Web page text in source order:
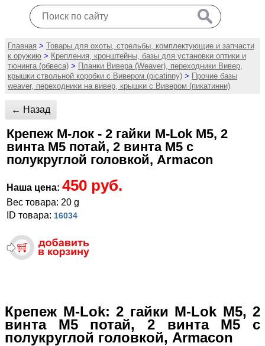
Главная > Товары для охоты, стрельбы, комплектующие и запчасти
к оружию > Крепления, кронштейны, базы для установки оптики и
тюнинга (обвеса) > Планки Вивера (Weaver), переходники Вивер,
крышки ствольной коробки с Вивером (picatinny) > Прочие базы
weaver, переходники на вивер, крышки с Вивером (пикатинни)
← Назад
Крепеж М-лок - 2 гайки M-Lok М5, 2
винта М5 потай, 2 винта М5 с
полукруглой головкой, Armacon
Наша цена: 450 руб.
Вес товара: 20 g
ID товара: 16034
Крепеж M‑Lok: 2 гайки M‑Lok М5, 2
винта М5 потай, 2 винта М5 с
полукруглой головкой, Armacon